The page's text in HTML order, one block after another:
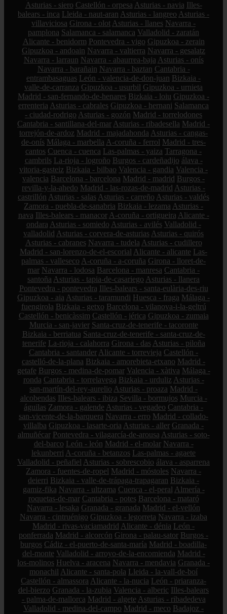
Asturias - siero Castellón - orpesa Asturias - navia Illes-
balears - inca Lleida - naut-aran Asturias - langreo Asturias -
villaviciosa Girona - olot Asturias - llanes Navarra -
pamplona Salamanca - salamanca Valladolid - zaratán
Alicante - benidorm Pontevedra - vigo Gipuzkoa - zerain
Gipuzkoa - andoain Navarra - valtierra Navarra - gesalatz
Navarra - larraun Navarra - abaurrea-baja Asturias - onís
Navarra - barañain Navarra - baztan Cantabria -
entrambasaguas León - valencia-de-don-juan Bizkaia -
valle-de-carranza Gipuzkoa - usurbil Gipuzkoa - urnieta
Madrid - san-fernando-de-henares Bizkaia - loiu Gipuzkoa -
errenteria Asturias - cabrales Gipuzkoa - hernani Salamanca
- ciudad-rodrigo Asturias - gozón Madrid - torrelodones
Cantabria - santillana-del-mar Asturias - ribadesella Madrid -
torrejón-de-ardoz Madrid - majadahonda Asturias - cangas-
de-onís Málaga - marbella A-coruña - ferrol Madrid - tres-
cantos Cuenca - cuenca Las-palmas - yaiza Tarragona -
cambrils La-rioja - logroño Burgos - cardeñadijo álava -
vitoria-gasteiz Bizkaia - bilbao Valencia - gandia Valencia -
valencia Barcelona - barcelona Madrid - madrid Burgos -
revilla-y-la-ahedo Madrid - las-rozas-de-madrid Asturias -
castrillón Asturias - salas Asturias - carreño Asturias - valdés
Zamora - puebla-de-sanabria Bizkaia - lezama Asturias -
nava Illes-balears - manacor A-coruña - ortigueira Alicante -
ondara Asturias - somiedo Asturias - avilés Valladolid -
valladolid Asturias - corvera-de-asturias Asturias - quirós
Asturias - cabranes Navarra - tudela Asturias - cudillero
Madrid - san-lorenzo-de-el-escorial Alicante - alicante Las-
palmas - valleseco A-coruña - a-coruña Girona - lloret-de-
mar Navarra - lodosa Barcelona - manresa Cantabria -
santoña Asturias - tapia-de-casariego Asturias - llanera
Pontevedra - pontevedra Illes-balears - santa-eulària-des-riu
Gipuzkoa - aia Asturias - taramundi Huesca - fraga Málaga -
fuengirola Bizkaia - getxo Barcelona - vilanova-i-la-geltrú
Castellón - benicàssim Castellón - jérica Gipuzkoa - zumaia
Murcia - san-javier Santa-cruz-de-tenerife - tacoronte
Bizkaia - berriatua Santa-cruz-de-tenerife - santa-cruz-de-
tenerife La-rioja - calahorra Girona - das Asturias - piloña
Cantabria - santander Alicante - torrevieja Castellón -
castelló-de-la-plana Bizkaia - amorebieta-etxano Madrid -
getafe Burgos - medina-de-pomar Valencia - xàtiva Málaga -
ronda Cantabria - torrelavega Bizkaia - urduliz Asturias -
san-martín-del-rey-aurelio Asturias - proaza Madrid -
alcobendas Illes-balears - ibiza Sevilla - bormujos Murcia -
águilas Zamora - galende Asturias - vegadeo Cantabria -
san-vicente-de-la-barquera Navarra - erro Madrid - collado-
villalba Gipuzkoa - lasarte-oria Asturias - aller Granada -
almuñécar Pontevedra - vilagarcía-de-arousa Asturias - soto-
del-barco León - león Madrid - el-molar Navarra -
lekunberri A-coruña - betanzos Las-palmas - agaete
Valladolid - peñafiel Asturias - sobrescobio álava - asparrena
Zamora - fuentes-de-ropel Madrid - móstoles Navarra -
deierri Bizkaia - valle-de-trápaga-trapagaran Bizkaia -
gamiz-fika Navarra - ultzama Cuenca - el-peral Almería -
roquetas-de-mar Cantabria - potes Barcelona - mataró
Navarra - lesaka Granada - granada Madrid - el-vellón
Navarra - cintruénigo Gipuzkoa - legorreta Navarra - izaba
Madrid - rivas-vaciamadrid Alicante - dénia León -
ponferrada Madrid - alcorcón Girona - palau-sator Burgos -
burgos Cádiz - el-puerto-de-santa-maría Madrid - boadilla-
del-monte Valladolid - arroyo-de-la-encomienda Madrid -
los-molinos Huelva - aracena Navarra - mendavia Granada -
monachil Alicante - santa-pola Lleida - la-vall-de-boí
Castellón - almassora Alicante - la-nucia León - priaranza-
del-bierzo Granada - la-zubia Valencia - alberic Illes-balears
- palma-de-mallorca Madrid - algete Asturias - ribadedeva
Valladolid - medina-del-campo Madrid - meco Badajoz -